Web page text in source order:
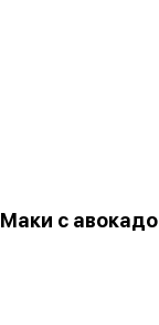
Маки с авокадо